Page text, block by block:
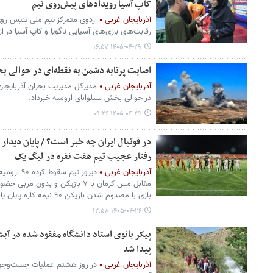
کاپ آسیا رویدادهای پیش‌روی تیم
آذربایجان غربی
اردوی متمرکز تیم ملی تنیس
رقابت‌های بازی‌های آسیایی ناگویا و کاپ آسیا در
۱۴۰۵-۰۴-۲۹ ۱۶:۵۷
اصابت پرتابه دشمن به نقطه‌ای در حوالی
آذربایجان غربی
مدیرکل مدیریت بحران
در حوالی بخش سیلوانای ارومیه خبرداد.
۱۴۰۵-۰۴-۲۹ ۰۹:۲۶
رفتار عجیب تیم هفت نفره در لیگ یک
آذربایجان غربی
دیروز
بازی با مصدوم شدن بازیکن ۹۰ نیمه کاره پایان یافت.
۱۴۰۵-۰۴-۲۶ ۱۲:۵۸
پیدا شد
آذربایجان غربی
در روز هشتم عملیات جست‌وجو